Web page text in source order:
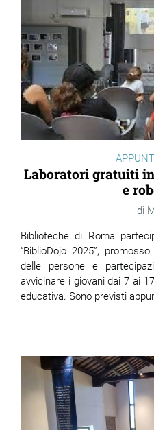
Laboratori gratuiti
e
Biblioteche di Roma
“BiblioDojo 2025”,
delle persone e
avvicinare i giovani dai 7 ai
educativa. Sono previsti